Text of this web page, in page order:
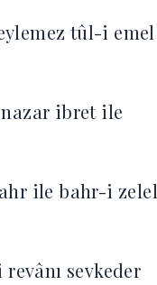
tûl-i emel
ibret ile
ile bahr-i zelel
sevkeder